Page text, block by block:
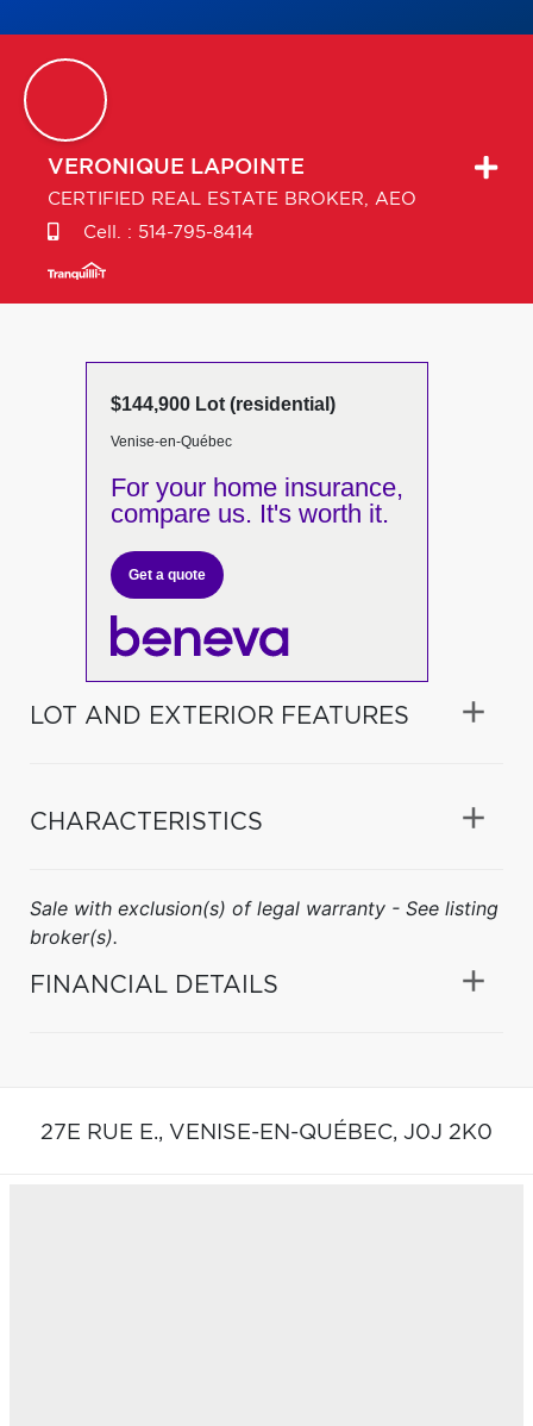
VERONIQUE LAPOINTE
CERTIFIED REAL ESTATE BROKER, AEO
Cell. : 514-795-8414
$144,900 Lot (residential)
Venise-en-Québec
For your home insurance,
compare us. It's worth it.
Get a quote
LOT AND EXTERIOR FEATURES
CHARACTERISTICS
Sale with exclusion(s) of legal warranty - See listing
broker(s).
FINANCIAL DETAILS
27E RUE E., VENISE-EN-QUÉBEC, J0J 2K0